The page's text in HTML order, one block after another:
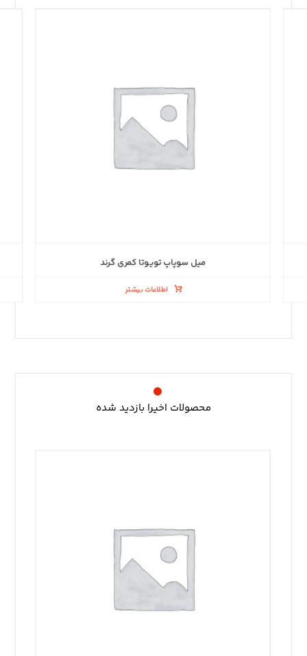
میل سوپاپ تویوتا کمری گرند
اطلاعات بیشتر
محصولات اخیرا بازدید شده